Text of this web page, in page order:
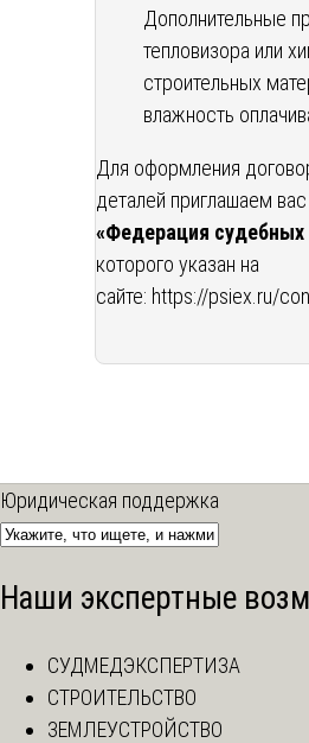
Дополнительные
тепловизора или
строительных
влажность
Для оформления
деталей приглашаем
«Федерация судебных
которого указан на
сайте: https://psiex.ru/
Юридическая поддержка
Наши экспертные
СУДМЕДЭКСПЕРТИЗА
СТРОИТЕЛЬСТВО
ЗЕМЛЕУСТРОЙСТВО